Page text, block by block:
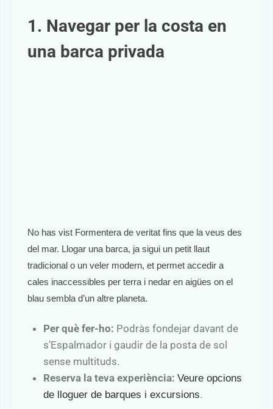
1. Navegar per la costa en
una barca privada
No has vist Formentera de veritat fins que la veus des
del mar. Llogar una barca, ja sigui un petit llaut
tradicional o un veler modern, et permet accedir a
cales inaccessibles per terra i nedar en aigües on el
blau sembla d’un altre planeta.
Per què fer-ho: Podràs fondejar davant de
s’Espalmador i gaudir de la posta de sol
sense multituds.
Reserva la teva experiència: Veure opcions
de lloguer de barques i excursions.